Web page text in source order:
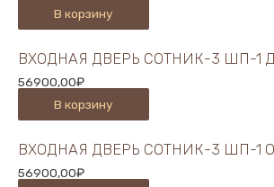
В корзину
ВХОДНАЯ ДВЕРЬ СОТНИК-3 ШП-1
56900,00₽
В корзину
ВХОДНАЯ ДВЕРЬ СОТНИК-3 ШП-1
56900,00₽